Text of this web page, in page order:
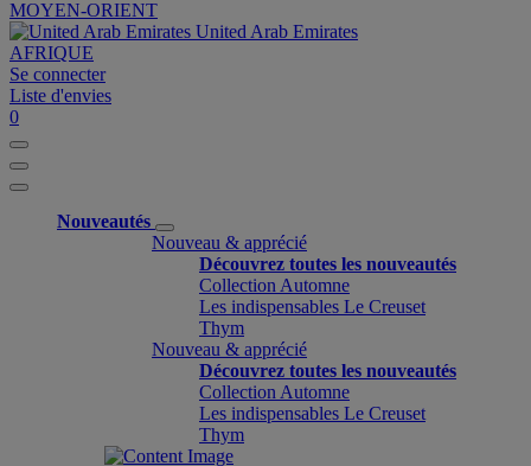
MOYEN-ORIENT
United Arab Emirates
AFRIQUE
Se connecter
Liste d'envies
0
Nouveautés
Nouveau & apprécié
Découvrez toutes les nouveautés
Collection Automne
Les indispensables Le Creuset
Thym
Nouveau & apprécié
Découvrez toutes les nouveautés
Collection Automne
Les indispensables Le Creuset
Thym